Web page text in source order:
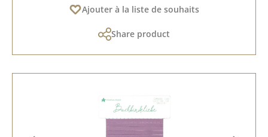
Ajouter à la liste de souhaits
Share product